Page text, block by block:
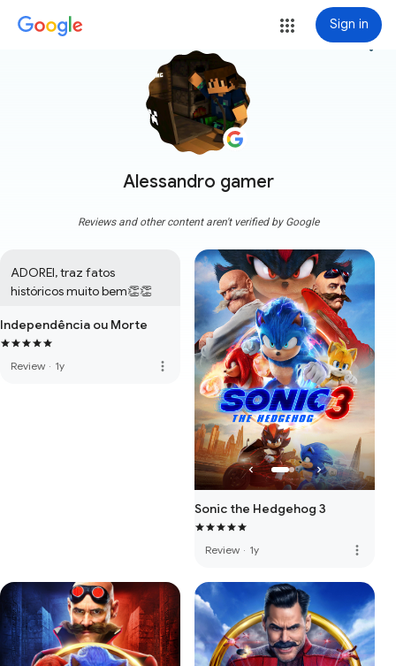
Sign in
Alessandro gamer
more_vert
Reviews and other content aren't verified by Google
ADOREI, traz fatos
históricos muito bem👏👏
Independência ou Morte
Review · 1y more_vert
Sonic the Hedgehog 3
Review · 1y more_vert